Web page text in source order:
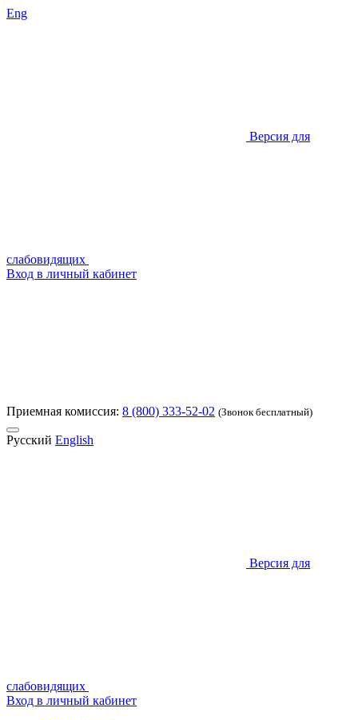
Eng
Версия для
слабовидящих
Вход в личный кабинет
Приемная комиссия: 8 (800) 333-52-02 (Звонок бесплатный)
Русский English
Версия для
слабовидящих
Вход в личный кабинет